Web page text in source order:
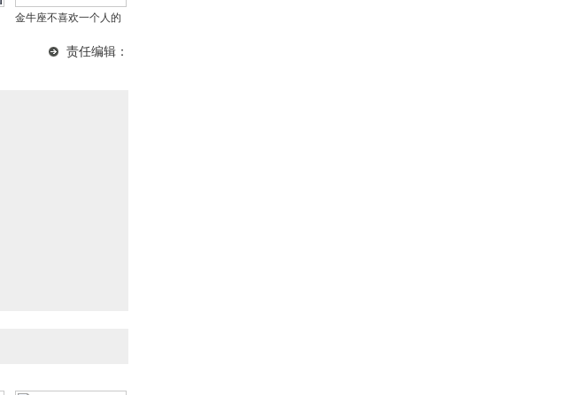
金牛座不喜欢一个人的
责任编辑：